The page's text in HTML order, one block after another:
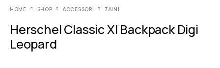
HOME SHOP ACCESSORI ZAINI
Herschel Classic Xl Backpack Digi
Leopard